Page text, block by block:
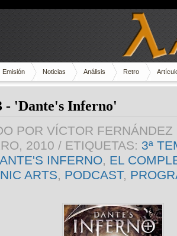
Emisión Noticias Análisis Retro
- 'Dante's Inferno'
POR VÍCTOR
2010 / ETIQUETAS: 3ª
INFERNO EL
ARTS
PODCAST,